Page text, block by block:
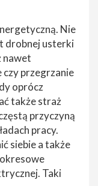
Nie
drobnej usterki
nawet
czy przegrzanie
oprócz
także straż
przyczyną
pracy.
siebie a także
Taki